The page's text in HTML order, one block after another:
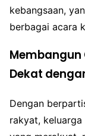
kebangsaan,
berbagai acara
Dekat
Dengan
rakyat,